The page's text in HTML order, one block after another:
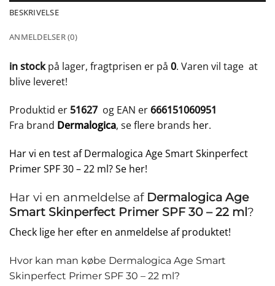
BESKRIVELSE
ANMELDELSER (0)
in stockpå lager, fragtprisen er på 0. Varen vil tage at
blive leveret!
Produktid er 51627 og EAN er666151060951
Fra brand Dermalogica, se flere brands her.
Har vi en test af Dermalogica Age Smart Skinperfect
Primer SPF 30 – 22 ml? Se her!
Har vi en anmeldelse af Dermalogica Age
Smart Skinperfect Primer SPF 30 – 22 ml?
Check lige her efter en anmeldelse af produktet!
Hvor kan man købe Dermalogica Age Smart
Skinperfect Primer SPF 30 – 22 ml?